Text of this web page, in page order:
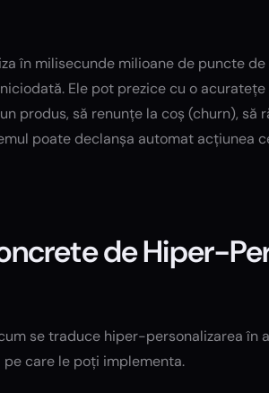
în milisecunde milioane de puncte
Ele pot prezice cu o
produs, să renunțe la coș (churn), să
poate declanșa automat acțiunea
de Hiper-
se traduce hiper-personalizarea
care le poți implementa.